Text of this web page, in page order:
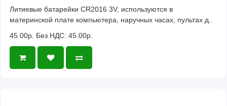
Литиевые батарейки CR2016 3V, используются в
материнской плате компьютера, наручных часах, пультах д..
45.00р. Без НДС: 45.00р.